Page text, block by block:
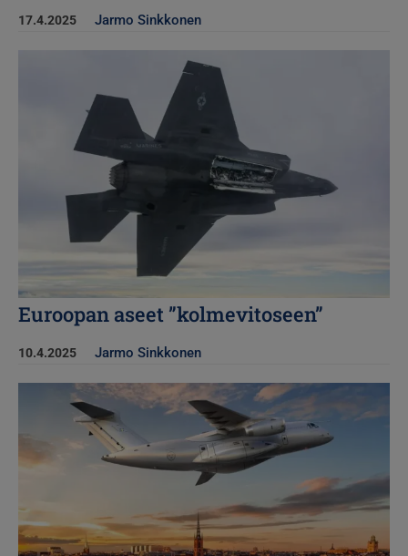
17.4.2025 Jarmo Sinkkonen
Euroopan aseet ”kolmevitoseen”
10.4.2025 Jarmo Sinkkonen